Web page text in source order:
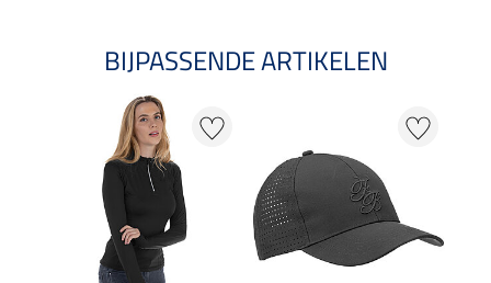
BIJPASSENDE ARTIKELEN